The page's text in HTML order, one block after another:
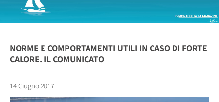
NORME E COMPORTAMENTI UTILI IN CASO DI FORTE
CALORE. IL COMUNICATO
14 Giugno 2017